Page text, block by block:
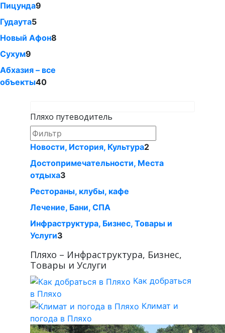
Пицунда9
Гудаута5
Новый Афон8
Сухум9
Абхазия – все
объекты40
Пляхо путеводитель
Новости, История, Культура2
Достопримечательности, Места
отдыха3
Рестораны, клубы, кафе
Лечение, Бани, СПА
Инфраструктура, Бизнес, Товары и
Услуги3
Пляхо – Инфраструктура, Бизнес,
Товары и Услуги
Как добраться
в Пляхо
Климат и
погода в Пляхо